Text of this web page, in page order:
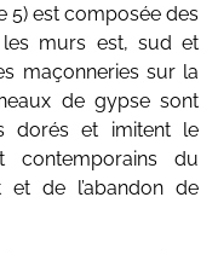
5) est composée des
murs est, sud et
maçonneries sur la
de gypse sont
dorés et imitent le
contemporains du
et de l’abandon de